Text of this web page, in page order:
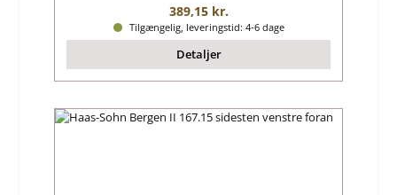
Almindelig pris:
389,15 kr.
Tilgængelig, leveringstid: 4-6 dage
Detaljer